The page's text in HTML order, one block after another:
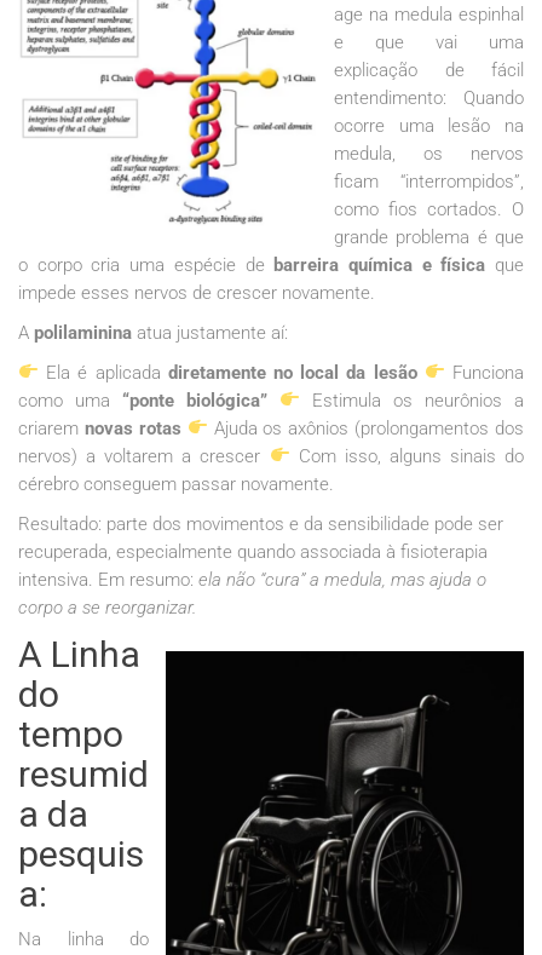
age na medula espinhal
e que vai uma
explicação de fácil
entendimento: Quando
ocorre uma lesão na
medula, os nervos
ficam “interrompidos”,
como fios cortados. O
grande problema é que
o corpo cria uma espécie de barreira química e física que
impede esses nervos de crescer novamente.
A polilaminina atua justamente aí:
Ela é aplicada diretamente no local da lesão
Funciona
como uma “ponte biológica”
Estimula os neurônios a
criarem novas rotas
Ajuda os axônios (prolongamentos dos
nervos) a voltarem a crescer
Com isso, alguns sinais do
cérebro conseguem passar novamente.
Resultado: parte dos movimentos e da sensibilidade pode ser
recuperada, especialmente quando associada à fisioterapia
intensiva. Em resumo: ela não “cura” a medula, mas ajuda o
corpo a se reorganizar.
A Linha
do
tempo
resumid
a da
pesquis
a:
Na linha do